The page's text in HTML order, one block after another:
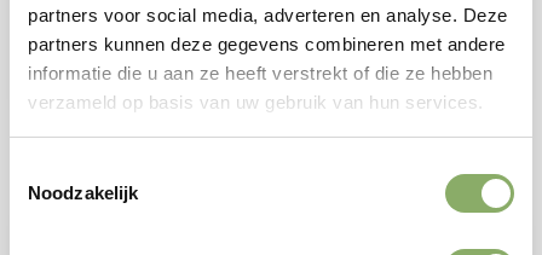
partners voor social media, adverteren en analyse. Deze
partners kunnen deze gegevens combineren met andere
informatie die u aan ze heeft verstrekt of die ze hebben
verzameld op basis van uw gebruik van hun services.
Noodzakelijk
5,95
Bekijken